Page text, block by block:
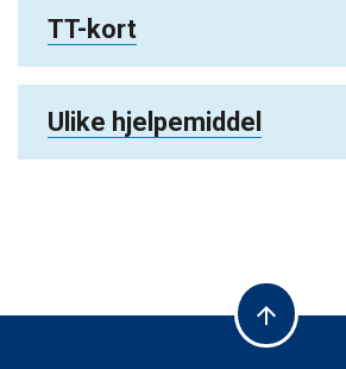
TT-kort
Ulike hjelpemiddel
arrow_upward